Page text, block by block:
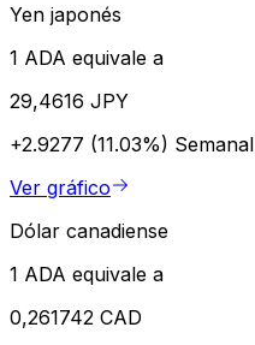
Yen japonés
1 ADA equivale a
29,4616 JPY
+2.9277 (11.03%) Semanal
Ver gráfico
Dólar canadiense
1 ADA equivale a
0,261742 CAD